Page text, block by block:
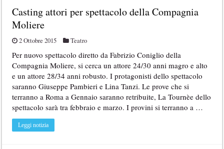
Casting per coppia: Realizzazione shooting foto e video retribuito
Casting per nuovo lungometraggio: si cercano attori, attrici e
Ricerca tastierista per Tribute Band dedicata ad Eros Ramazzotti –
Casting attori per spettacolo della Compagnia
Moliere
2 Ottobre 2015 Teatro
Per nuovo spettacolo diretto da Fabrizio Coniglio della
Compagnia Moliere, si cerca un attore 24/30 anni magro e alto
e un attore 28/34 anni robusto. I protagonisti dello spettacolo
saranno Giuseppe Pambieri e Lina Tanzi. Le prove che si
terranno a Roma a Gennaio saranno retribuite, La Tournèe dello
spettacolo sarà tra febbraio e marzo. I provini si terranno a …
Leggi notizia